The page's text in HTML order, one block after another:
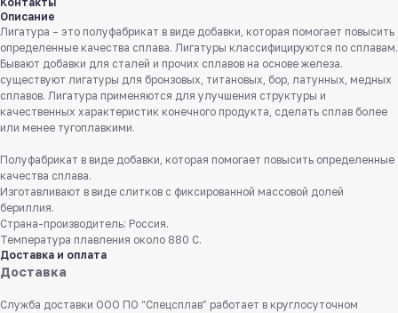
Описание
Лигатура – это полуфабрикат в виде добавки, которая помогает повысить
определенные качества сплава. Лигатуры классифицируются по сплавам.
Бывают добавки для сталей и прочих сплавов на основе железа.
существуют лигатуры для бронзовых, титановых, бор, латунных, медных
сплавов. Лигатура применяются для улучшения структуры и
качественных характеристик конечного продукта, сделать сплав более
или менее тугоплавкими.
Полуфабрикат в виде добавки, которая помогает повысить определенные
качества сплава.
Изготавливают в виде слитков с фиксированной массовой долей
бериллия.
Страна-производитель: Россия.
Температура плавления около 880 С.
Доставка и оплата
Доставка
Служба доставки ООО ПО “Спецсплав” работает в круглосуточном